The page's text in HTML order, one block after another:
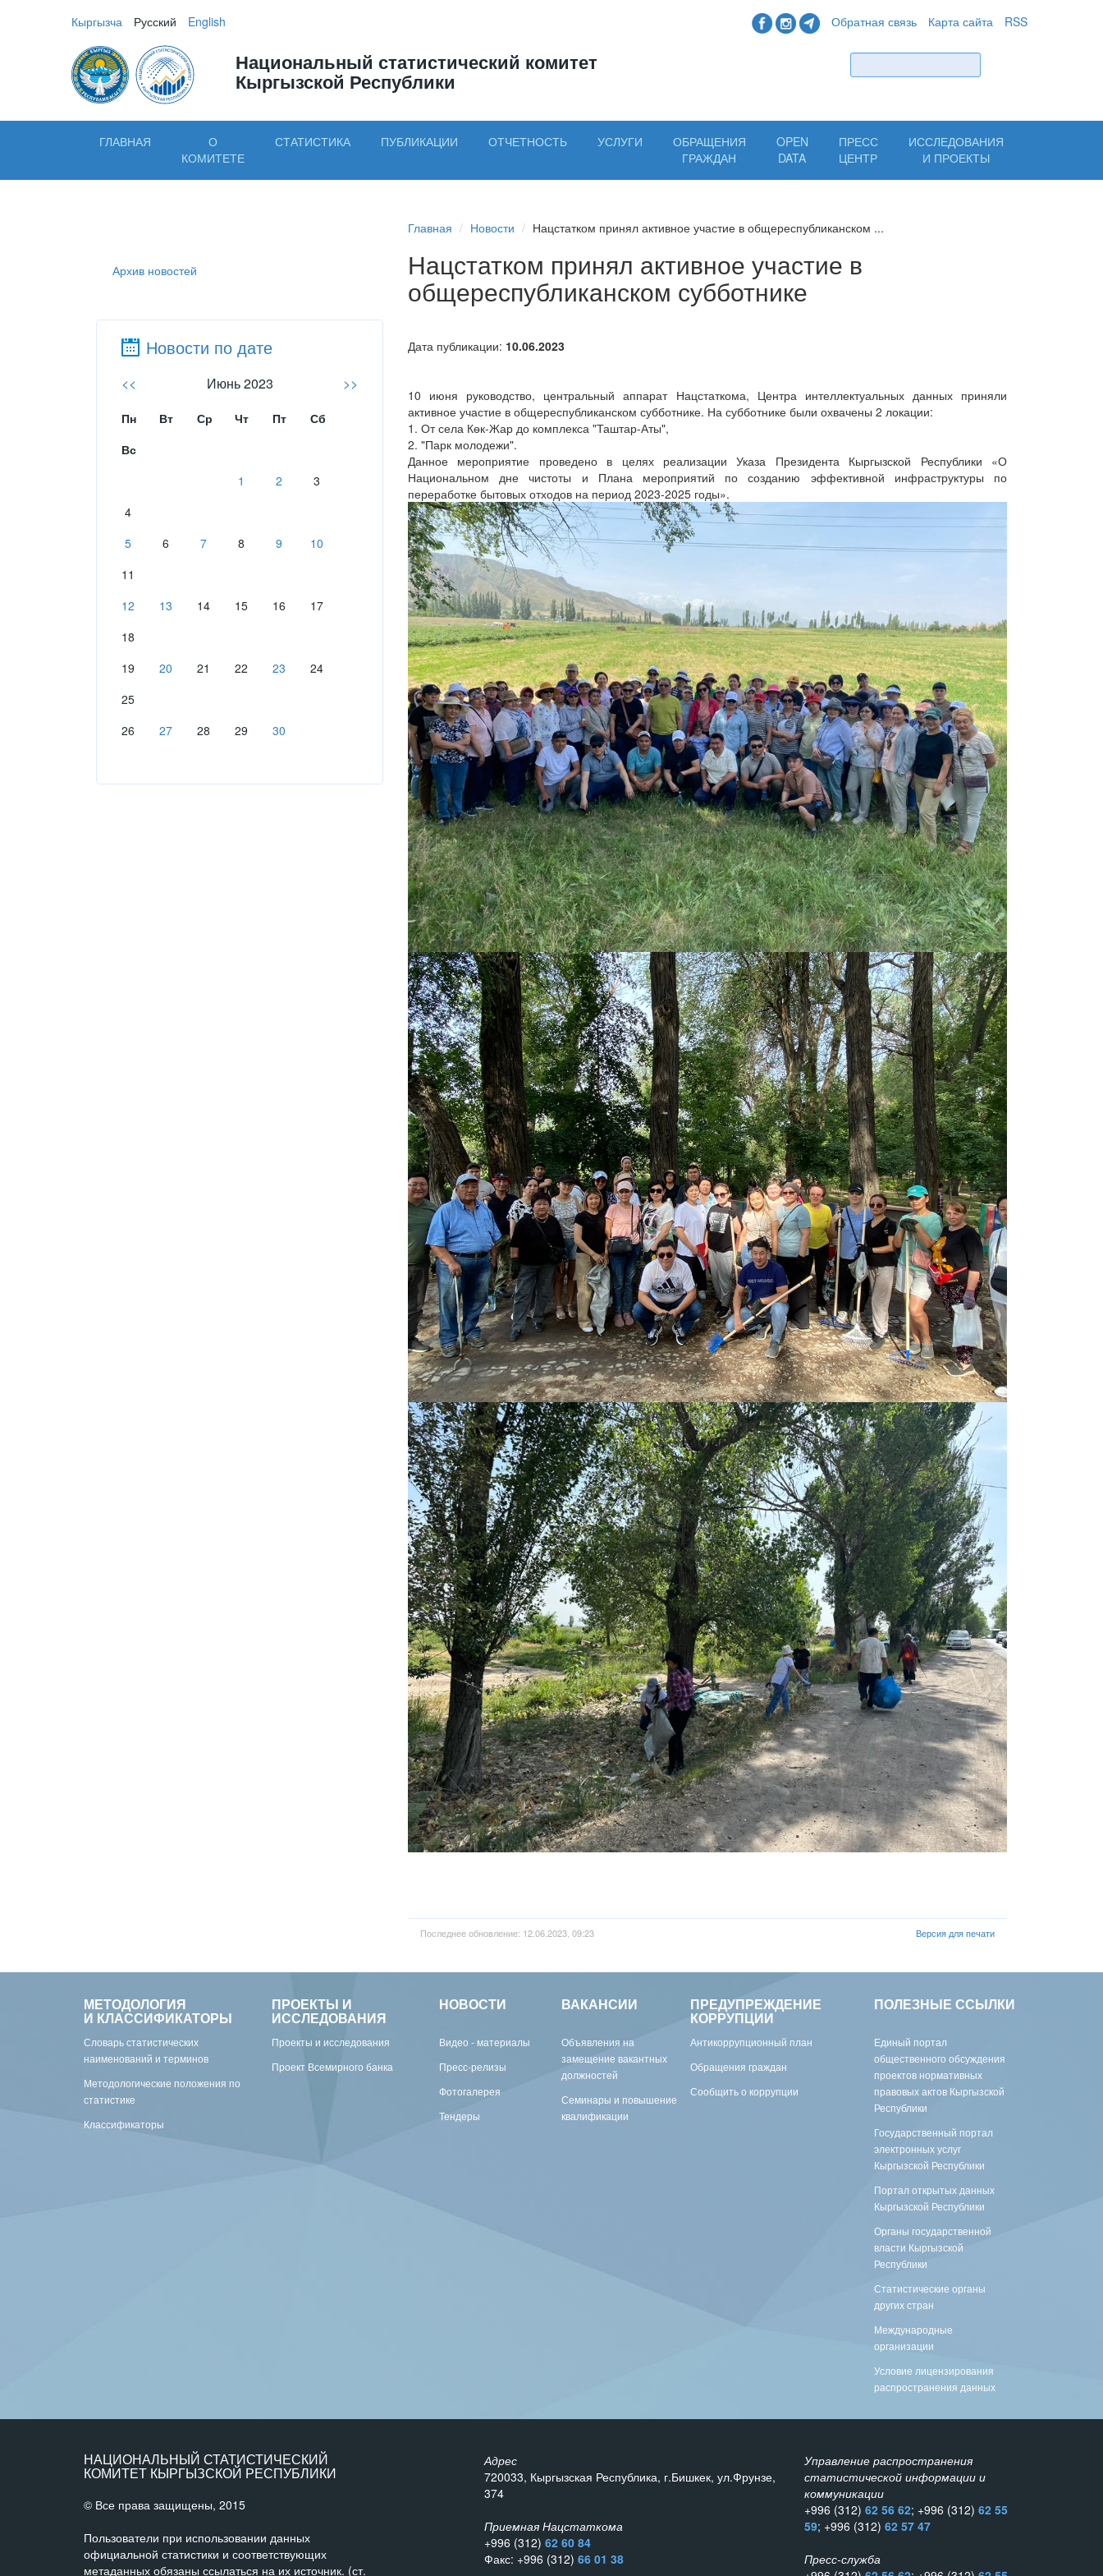
Кыргызча Русский English Обратная связь Карта сайта RSS
Национальный статистический комитет
Кыргызской Республики
ГЛАВНАЯ
О
КОМИТЕТЕ
СТАТИСТИКА ПУБЛИКАЦИИ ОТЧЕТНОСТЬ УСЛУГИ
ОБРАЩЕНИЯ
ГРАЖДАН
OPEN
DATA
ПРЕСС
ЦЕНТР
ИССЛЕДОВАНИЯ
И ПРОЕКТЫ
Архив новостей
Новости по дате
<< Июнь 2023 >>
Пн Вт Ср Чт Пт
Сб
Вс
1
2
3
4
5
6 7 8 9
10
11
12
13 14 15 16
17
18
19
20 21 22 23
24
25
26
27 28 29 30
Главная Новости Нацстатком принял активное участие в общереспубликанском ...
Нацстатком принял активное участие в
общереспубликанском субботнике
Дата публикации: 10.06.2023
10 июня руководство, центральный аппарат Нацстаткома, Центра интеллектуальных данных приняли
активное участие в общереспубликанском субботнике. На субботнике были охвачены 2 локации:
1. От села Көк-Жар до комплекса "Таштар-Аты",
2. "Парк молодежи".
Данное мероприятие проведено в целях реализации Указа Президента Кыргызской Республики «О
Национальном дне чистоты и Плана мероприятий по созданию эффективной инфраструктуры по
переработке бытовых отходов на период 2023-2025 годы».
Последнее обновление: 12.06.2023, 09:23 Версия для печати
МЕТОДОЛОГИЯ
И КЛАССИФИКАТОРЫ
Словарь статистических
наименований и терминов
Методологические положения по
статистике
Классификаторы
ПРОЕКТЫ И
ИССЛЕДОВАНИЯ
Проекты и исследования
Проект Всемирного банка
НОВОСТИ
Видео - материалы
Пресс-релизы
Фотогалерея
Тендеры
ВАКАНСИИ
Объявления на
замещение вакантных
должностей
Семинары и повышение
квалификации
ПРЕДУПРЕЖДЕНИЕ
КОРРУПЦИИ
Антикоррупционный план
Обращения граждан
Сообщить о коррупции
ПОЛЕЗНЫЕ ССЫЛКИ
Единый портал
общественного обсуждения
проектов нормативных
правовых актов Кыргызской
Республики
Государственный портал
электронных услуг
Кыргызской Республики
Портал открытых данных
Кыргызской Республики
Органы государственной
власти Кыргызской
Республики
Статистические органы
других стран
Международные
организации
Условие лицензирования
распространения данных
НАЦИОНАЛЬНЫЙ СТАТИСТИЧЕСКИЙ
КОМИТЕТ КЫРГЫЗСКОЙ РЕСПУБЛИКИ
© Все права защищены, 2015
Пользователи при использовании данных
официальной статистики и соответствующих
метаданных обязаны ссылаться на их источник. (ст.
Адрес
720033, Кыргызская Республика, г.Бишкек, ул.Фрунзе,
374
Приемная Нацстаткома
+996 (312) 62 60 84
Факс: +996 (312) 66 01 38
Управление распространения
статистической информации и
коммуникации
+996 (312) 62 56 62; +996 (312) 62 55
59; +996 (312) 62 57 47
Пресс-служба